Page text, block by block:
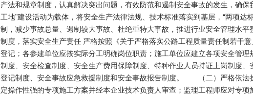
产法和规章制度，认真解决突出问题，有效防范和遏制安全事故的发生
工地”建设活动为载体，将安全生产法律法规、技术标准落实到基层，“两项
制，减少事故总量、遏制较大事故、杜绝重特大事故，推进行业安全管
制度，落实安全生产责任 严格按照《关于严格落实公路工程质量责任制若干
登记；各参建单位应按实际分工明确岗位职责；施工单位应建立各项安全管
制度、安全检查制度、安全生产费用保障制度、特种作业人员持证上岗制度
登记制度、安全事故应急救援制度和安全事故报告制度。 （二）严格依
定操作性强的专项施工方案并经本企业技术负责人审查；监理工程师应对专